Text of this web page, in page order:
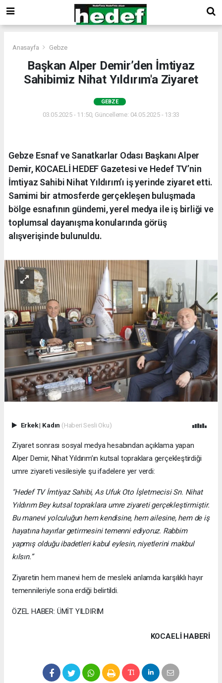
Anasayfa Gebze
Başkan Alper Demir’den İmtiyaz
Sahibimiz Nihat Yıldırım'a Ziyaret
GEBZE
03.05.2025 - 11:50, Güncelleme: 04.05.2025 - 13:33
Gebze Esnaf ve Sanatkarlar Odası Başkanı Alper
Demir, KOCAELİ HEDEF Gazetesi ve Hedef TV’nin
İmtiyaz Sahibi Nihat Yıldırım’ı iş yerinde ziyaret etti.
Samimi bir atmosferde gerçekleşen buluşmada
bölge esnafının gündemi, yerel medya ile iş birliği ve
toplumsal dayanışma konularında görüş
alışverişinde bulunuldu.
Erkek| Kadın (Haberi Sesli Oku)
Ziyaret sonrası sosyal medya hesabından açıklama yapan
Alper Demir, Nihat Yıldırım’ın kutsal topraklara gerçekleştirdiği
umre ziyareti vesilesiyle şu ifadelere yer verdi:
“Hedef TV İmtiyaz Sahibi, As Ufuk Oto İşletmecisi Sn. Nihat
Yıldırım Bey kutsal topraklara umre ziyareti gerçekleştirmiştir.
Bu manevi yolculuğun hem kendisine, hem ailesine, hem de iş
hayatına hayırlar getirmesini temenni ediyoruz. Rabbim
yapmış olduğu ibadetleri kabul eylesin, niyetlerini makbul
kılsın.”
Ziyaretin hem manevi hem de mesleki anlamda karşılıklı hayır
temennileriyle sona erdiği belirtildi.
ÖZEL HABER: ÜMİT YILDIRIM
KOCAELI HABERİ